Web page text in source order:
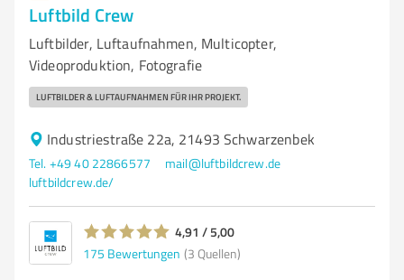
Luftbild Crew
Luftbilder, Luftaufnahmen, Multicopter,
Videoproduktion, Fotografie
LUFTBILDER & LUFTAUFNAHMEN FÜR IHR PROJEKT.
Industriestraße 22a, 21493 Schwarzenbek
Tel. +49 40 22866577
mail@luftbildcrew.de
luftbildcrew.de/
4,91 / 5,00
175 Bewertungen (3 Quellen)